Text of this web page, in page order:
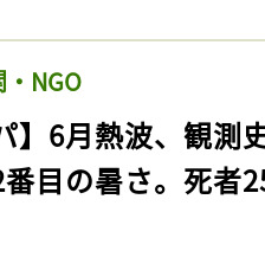
NGO
】6月熱波、観
目の暑さ。死者